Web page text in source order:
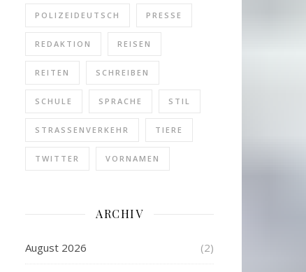
POLIZEIDEUTSCH PRESSE
REDAKTION REISEN
REITEN SCHREIBEN
SCHULE SPRACHE STIL
STRASSENVERKEHR TIERE
TWITTER VORNAMEN
ARCHIV
August 2026 (2)